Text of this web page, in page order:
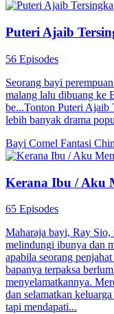
Puteri Ajaib
56 Episodes
Seorang bayi
malang lalu dibuang ke
be...Tonton Puteri Ajaib
lebih banyak drama
Bayi Comel Fantasi
Kerana Ibu / Aku
65 Episodes
Maharaja bayi, Ray
melindungi ibunya dan
apabila seorang
bapanya terpaksa
menyelamatkannya.
dan selamatkan
tapi mendapati...